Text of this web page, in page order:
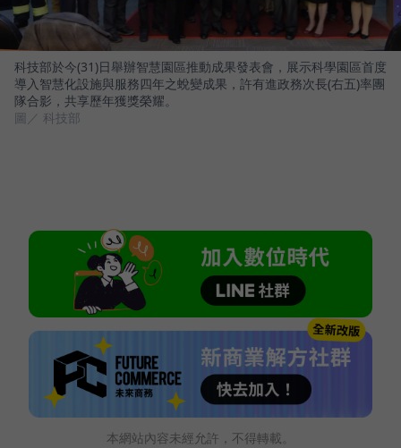
科技部於今(31)日舉辦智慧園區推動成果發表會，展示科學園區首度
導入智慧化設施與服務四年之蛻變成果，許有進政務次長(右五)率團
隊合影，共享歷年獲獎榮耀。
圖／ 科技部
本網站內容未經允許，不得轉載。